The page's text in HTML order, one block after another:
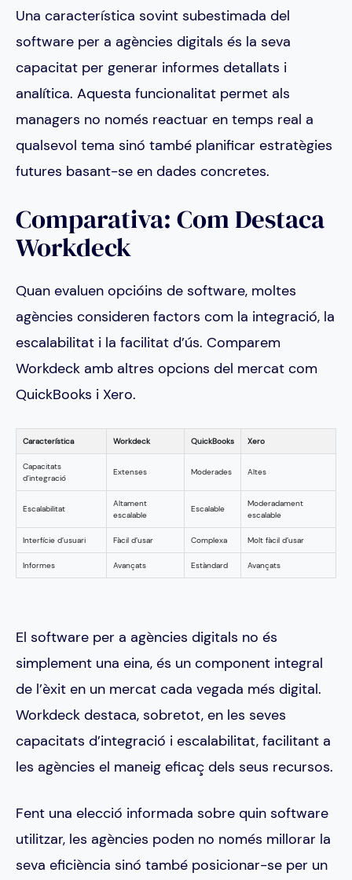
Una característica sovint subestimada del
software per a agències digitals és la seva
capacitat per generar informes detallats i
analítica. Aquesta funcionalitat permet als
managers no només reactuar en temps real a
qualsevol tema sinó també planificar estratègies
futures basant-se en dades concretes.
Comparativa: Com Destaca
Workdeck
Quan evaluen opcióins de software, moltes
agències consideren factors com la integració, la
escalabilitat i la facilitat d’ús. Comparem
Workdeck amb altres opcions del mercat com
QuickBooks i Xero.
Característica Workdeck QuickBooks Xero
Capacitats
d’integració
Extenses Moderades Altes
Escalabilitat
Altament
escalable
Escalable
Moderadament
escalable
Interfície d’usuari Fàcil d’usar Complexa Molt fàcil d’usar
Informes Avançats Estàndard Avançats
El software per a agències digitals no és
simplement una eina, és un component integral
de l’èxit en un mercat cada vegada més digital.
Workdeck destaca, sobretot, en les seves
capacitats d’integració i escalabilitat, facilitant a
les agències el maneig eficaç dels seus recursos.
Fent una elecció informada sobre quin software
utilitzar, les agències poden no només millorar la
seva eficiència sinó també posicionar-se per un